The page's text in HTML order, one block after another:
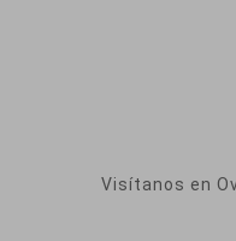
Visítanos en